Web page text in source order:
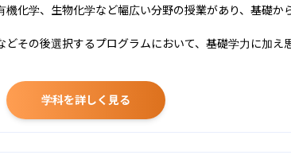
化学、生物化学など幅広い分野の授業があり、基礎か
その後選択するプログラムにおいて、基礎学力に加え
学科を詳しく見る